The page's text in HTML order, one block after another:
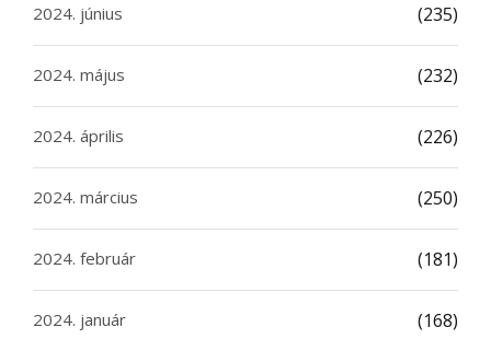
2024. június (235)
2024. május (232)
2024. április (226)
2024. március (250)
2024. február (181)
2024. január (168)